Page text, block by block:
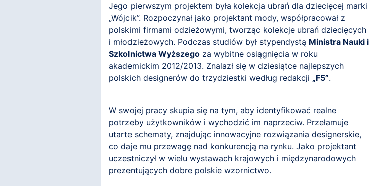
Jego pierwszym projektem była kolekcja ubrań dla dziecięcej marki
„Wójcik”. Rozpoczynał jako projektant mody, współpracował z
polskimi firmami odzieżowymi, tworząc kolekcje ubrań dziecięcych
i młodzieżowych. Podczas studiów był stypendystą Ministra Nauki i
Szkolnictwa Wyższego za wybitne osiągnięcia w roku
akademickim 2012/2013. Znalazł się w dziesiątce najlepszych
polskich designerów do trzydziestki według redakcji „F5”.
W swojej pracy skupia się na tym, aby identyfikować realne
potrzeby użytkowników i wychodzić im naprzeciw. Przełamuje
utarte schematy, znajdując innowacyjne rozwiązania designerskie,
co daje mu przewagę nad konkurencją na rynku. Jako projektant
uczestniczył w wielu wystawach krajowych i międzynarodowych
prezentujących dobre polskie wzornictwo.